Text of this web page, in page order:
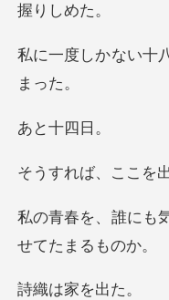
十四
、ここを
は家